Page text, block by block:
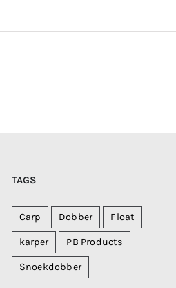
TAGS
Carp Dobber Float
karper PB Products
Snoekdobber